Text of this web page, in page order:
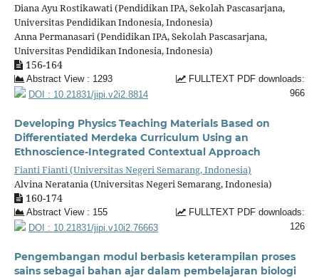
Diana Ayu Rostikawati (Pendidikan IPA, Sekolah Pascasarjana,
Universitas Pendidikan Indonesia, Indonesia)
Anna Permanasari (Pendidikan IPA, Sekolah Pascasarjana,
Universitas Pendidikan Indonesia, Indonesia)
156-164
Abstract View : 1293
FULLTEXT PDF downloads:
966
DOI : 10.21831/jipi.v2i2.8814
Developing Physics Teaching Materials Based on
Differentiated Merdeka Curriculum Using an
Ethnoscience-Integrated Contextual Approach
Fianti Fianti (Universitas Negeri Semarang, Indonesia)
Alvina Neratania (Universitas Negeri Semarang, Indonesia)
160-174
Abstract View : 155
FULLTEXT PDF downloads:
126
DOI : 10.21831/jipi.v10i2.76663
Pengembangan modul berbasis keterampilan proses
sains sebagai bahan ajar dalam pembelajaran biologi